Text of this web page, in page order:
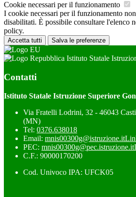
Cookie necessari per il funzionamento
I cookie necessari per il funzionamento
disabilitati. È possibile consultare l'elenco
policy.
Accetta tutti Salva le preferenze
Istituto Statale
Contatti
Istituto Statale Istruzione Superiore
Via Fratelli Lodrini, 32 - 46043
(MN)
Tel: 0376.638018
Email: mnis00300g@istruzione.it
PEC: mnis00300g@pec.istruzione.it
C.F.: 90000170200
Cod. Univoco IPA: UFCK05